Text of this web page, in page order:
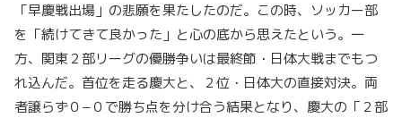
「早慶戦出場」の悲願を果たしたのだ。この時、ソッカー部
を「続けてきて良かった」と心の底から思えたという。一
方、関東２部リーグの優勝争いは最終節・日体大戦までもつ
れ込んだ。首位を走る慶大と、２位・日体大の直接対決。両
者譲らず０−０で勝ち点を分け合う結果となり、慶大の「２部